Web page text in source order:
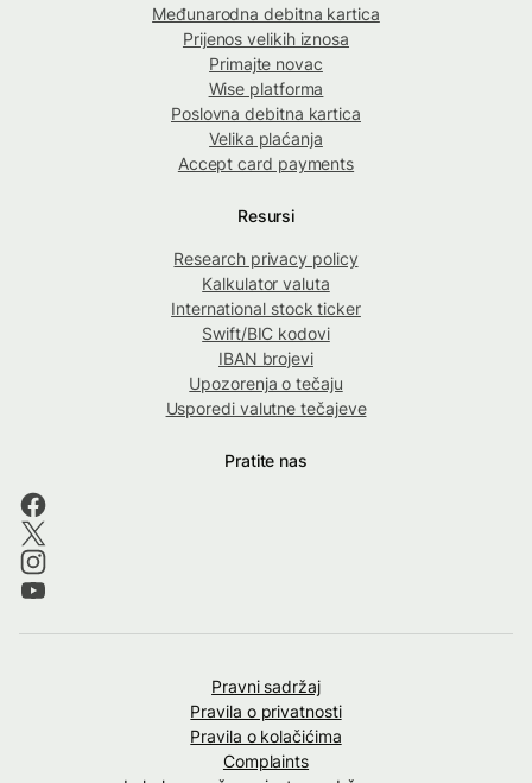
Međunarodna debitna kartica
Prijenos velikih iznosa
Primajte novac
Wise platforma
Poslovna debitna kartica
Velika plaćanja
Accept card payments
Resursi
Research privacy policy
Kalkulator valuta
International stock ticker
Swift/BIC kodovi
IBAN brojevi
Upozorenja o tečaju
Usporedi valutne tečajeve
Pratite nas
Pravni sadržaj
Pravila o privatnosti
Pravila o kolačićima
Complaints